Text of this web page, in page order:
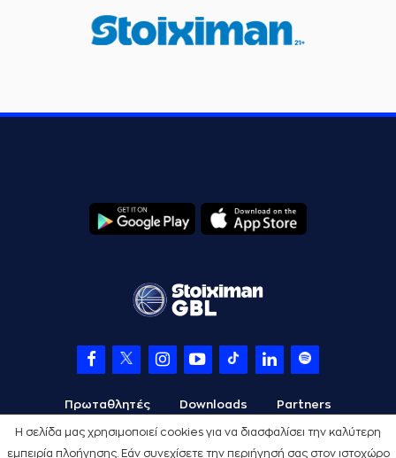
Η σελίδα μας χρησιμοποιεί cookies για να διασφαλίσει την καλύτερη
εμπειρία πλοήγησης. Εάν συνεχίσετε την περιήγησή σας στον ιστοχώρο
Πρωταθλητές Downloads Partners